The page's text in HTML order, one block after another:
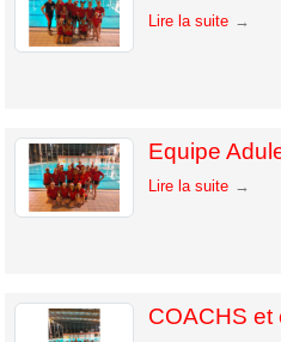
Lire la suite
Equipe
Lire la suite
COACHS et